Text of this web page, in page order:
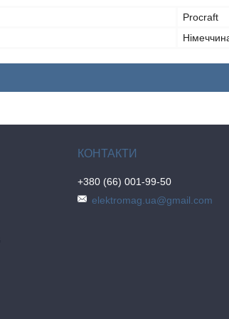
Procraft
+380 (66) 001-99-50
elektromag.ua@gmail.com